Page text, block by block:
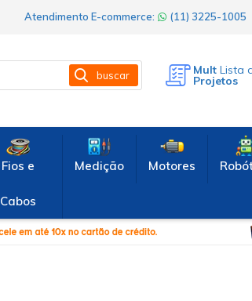
Atendimento E-commerce: (11) 3225-1005
buscar Mult Lista
Projetos
Fios e
Cabos
Medição Motores